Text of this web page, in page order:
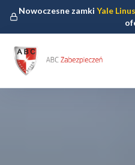
Nowoczesne zamkiYale Linus